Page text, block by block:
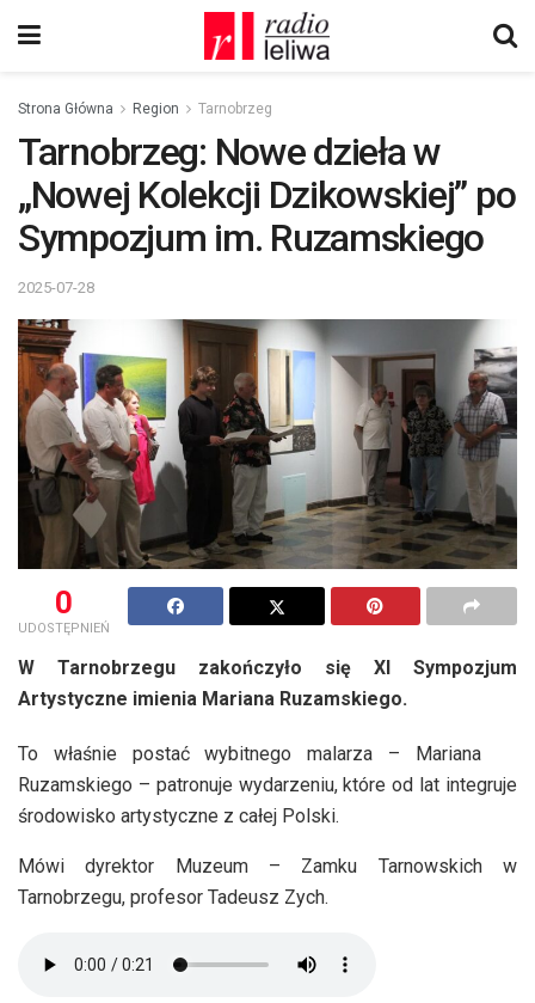
Strona Główna Region Tarnobrzeg
Tarnobrzeg: Nowe dzieła w
„Nowej Kolekcji Dzikowskiej” po
Sympozjum im. Ruzamskiego
2025-07-28
0
UDOSTĘPNIEŃ
W Tarnobrzegu zakończyło się XI Sympozjum
Artystyczne imienia Mariana Ruzamskiego.
To właśnie postać wybitnego malarza – Mariana
Ruzamskiego – patronuje wydarzeniu, które od lat integruje
środowisko artystyczne z całej Polski.
Mówi dyrektor Muzeum – Zamku Tarnowskich w
Tarnobrzegu, profesor Tadeusz Zych.